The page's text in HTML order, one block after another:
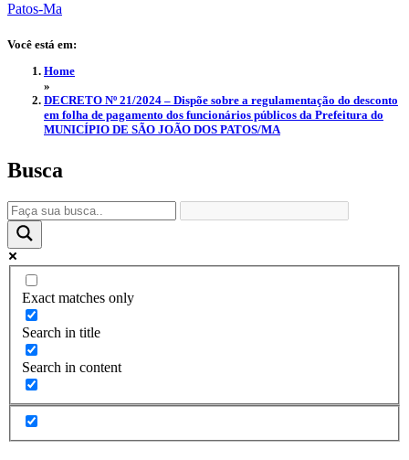
Você está em:
Home
»
DECRETO Nº 21/2024 – Dispõe sobre a regulamentação do desconto
em folha de pagamento dos funcionários públicos da Prefeitura do
MUNICÍPIO DE SÃO JOÃO DOS PATOS/MA
Busca
Exact matches only
Search in title
Search in content